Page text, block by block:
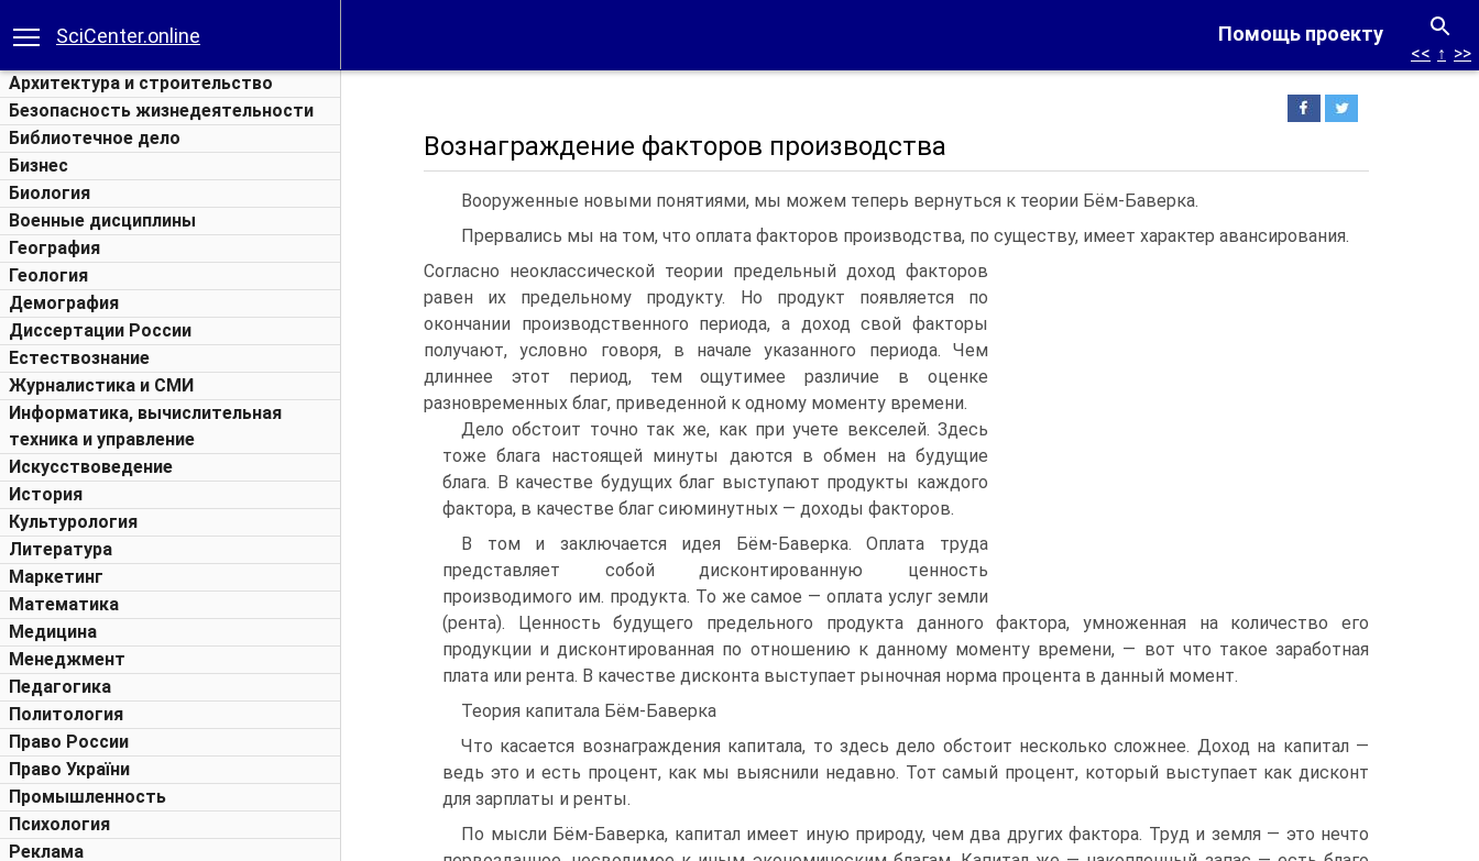
Помощь проекту
SciCenter.online
Архитектура и строительство
Безопасность жизнедеятельности
Библиотечное дело
Бизнес
Биология
Военные дисциплины
География
Геология
Демография
Диссертации России
Естествознание
Журналистика и СМИ
Информатика, вычислительная
техника и управление
Искусствоведение
История
Культурология
Литература
Маркетинг
Математика
Медицина
Менеджмент
Педагогика
Политология
Право России
Право України
Промышленность
Психология
Реклама
<< ↑ >>
Вознаграждение факторов производства
Вооруженные новыми понятиями, мы можем теперь вернуться к теории Бём-Баверка.
Прервались мы на том, что оплата факторов производства, по существу, имеет характер авансирования.
Согласно неоклассической теории предельный доход факторов
равен их предельному продукту. Но продукт появляется по
окончании производственного периода, а доход свой факторы
получают, условно говоря, в начале указанного периода. Чем
длиннее этот период, тем ощутимее различие в оценке
разновременных благ, приведенной к одному моменту времени.
Дело обстоит точно так же, как при учете векселей. Здесь
тоже блага настоящей минуты даются в обмен на будущие
блага. В качестве будущих благ выступают продукты каждого
фактора, в качестве благ сиюминутных — доходы факторов.
В том и заключается идея Бём-Баверка. Оплата труда
представляет собой дисконтированную ценность
производимого им. продукта. То же самое — оплата услуг земли
(рента). Ценность будущего предельного продукта данного фактора, умноженная на количество его
продукции и дисконтированная по отношению к данному моменту времени, — вот что такое заработная
плата или рента. В качестве дисконта выступает рыночная норма процента в данный момент.
Теория капитала Бём-Баверка
Что касается вознаграждения капитала, то здесь дело обстоит несколько сложнее. Доход на капитал —
ведь это и есть процент, как мы выяснили недавно. Тот самый процент, который выступает как дисконт
для зарплаты и ренты.
По мысли Бём-Баверка, капитал имеет иную природу, чем два других фактора. Труд и земля — это нечто